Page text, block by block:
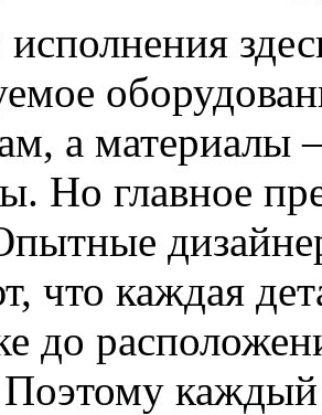
исполнения
а
Но главное
что каждая
до
каждый